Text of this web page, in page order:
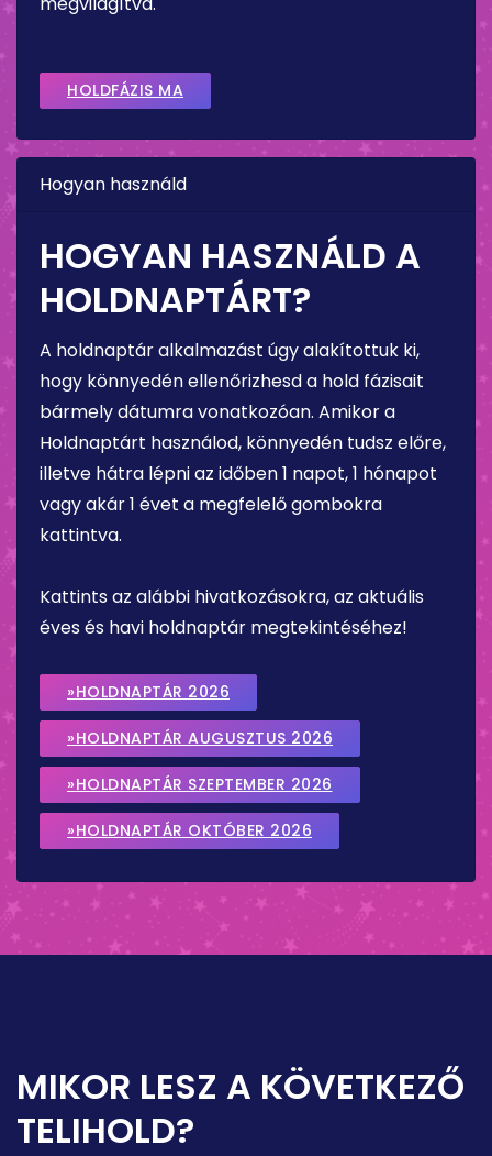
HOLDFÁZIS MA
Hogyan használd
HOGYAN HASZNÁLD A
HOLDNAPTÁRT?
A holdnaptár alkalmazást úgy alakítottuk ki,
hogy könnyedén ellenőrizhesd a hold fázisait
bármely dátumra vonatkozóan. Amikor a
Holdnaptárt használod, könnyedén tudsz előre,
illetve hátra lépni az időben 1 napot, 1 hónapot
vagy akár 1 évet a megfelelő gombokra
kattintva.
Kattints az alábbi hivatkozásokra, az aktuális
éves és havi holdnaptár megtekintéséhez!
»HOLDNAPTÁR 2026
»HOLDNAPTÁR AUGUSZTUS 2026
»HOLDNAPTÁR SZEPTEMBER 2026
»HOLDNAPTÁR OKTÓBER 2026
MIKOR LESZ A KÖVETKEZŐ
TELIHOLD?